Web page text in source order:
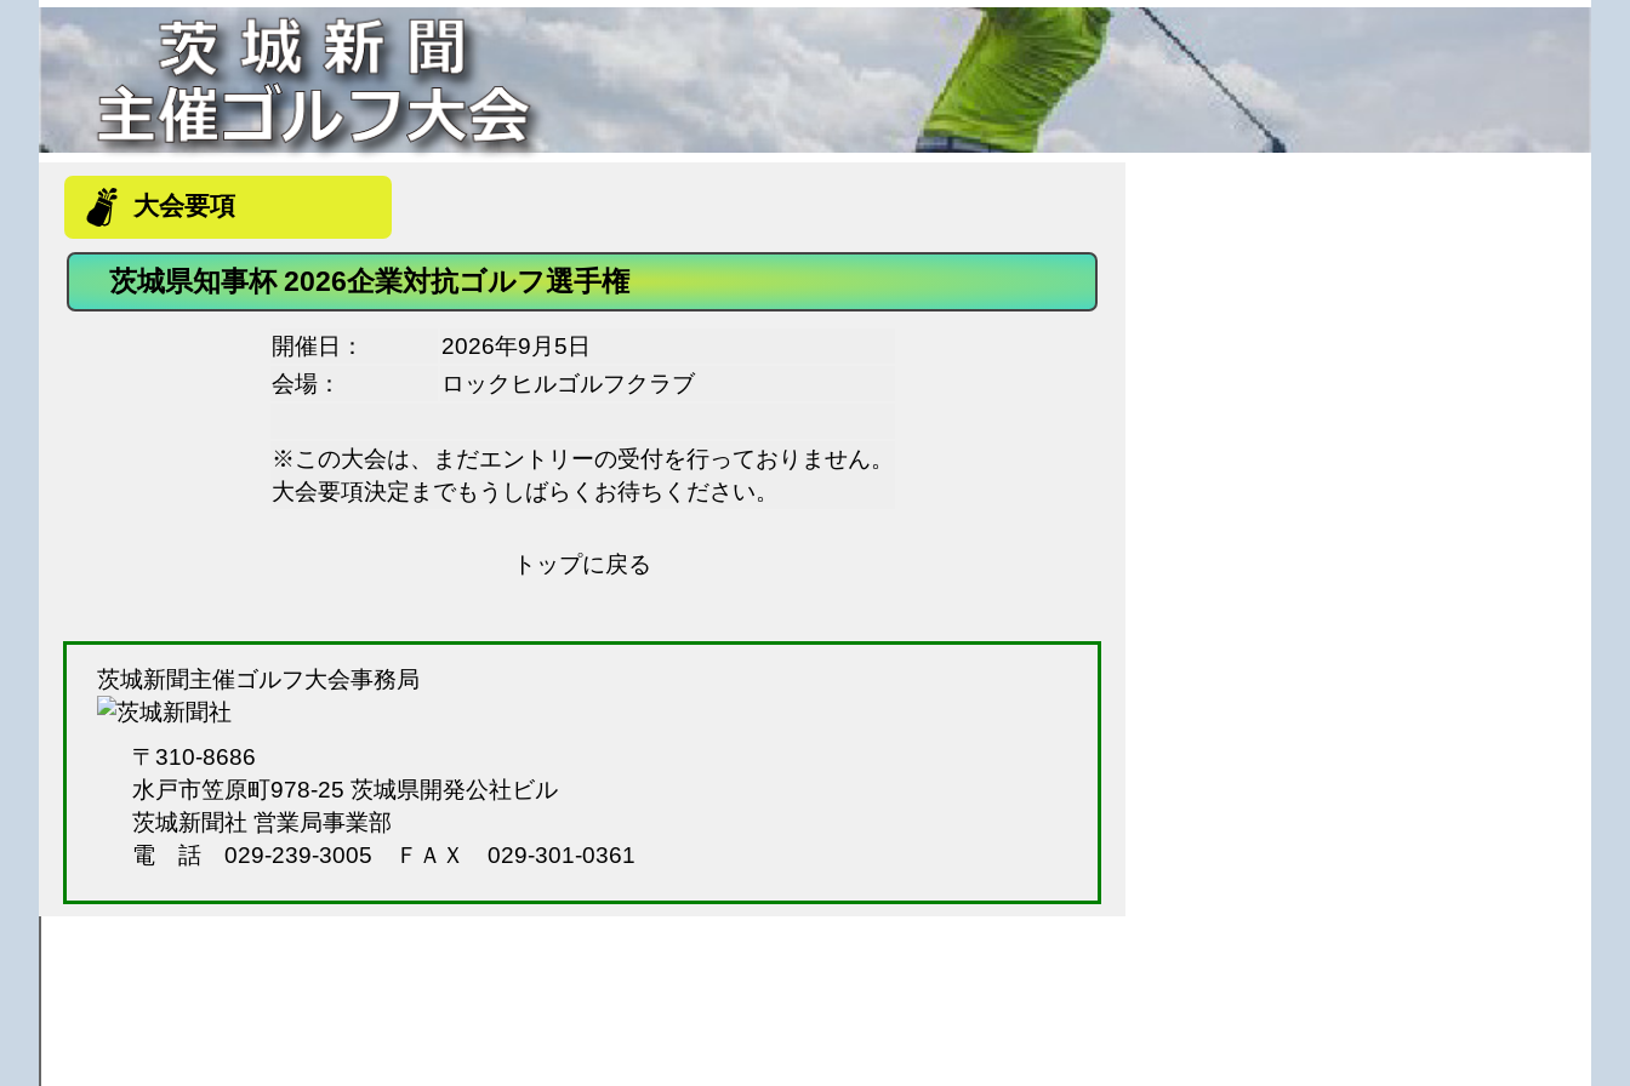
大会要項
茨城県知事杯 2026企業対抗ゴルフ選手権
開催日：
2026年9月5日
会場：
ロックヒルゴルフクラブ
※この大会は、まだエントリーの受付を行っておりません。
大会要項決定までもうしばらくお待ちください。
トップに戻る
茨城新聞主催ゴルフ大会事務局
〒310-8686
水戸市笠原町978-25 茨城県開発公社ビル
茨城新聞社 営業局事業部
電 話 029-239-3005
ＦＡＸ 029-301-0361